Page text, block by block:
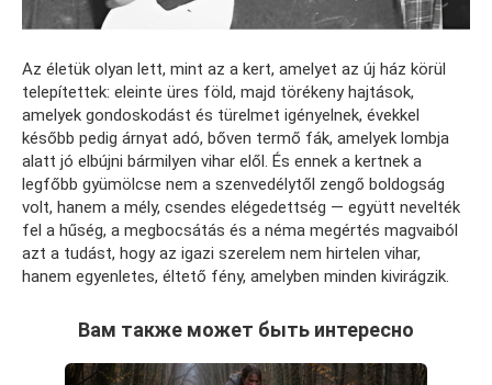
Az életük olyan lett, mint az a kert, amelyet az új ház körül
telepítettek: eleinte üres föld, majd törékeny hajtások,
amelyek gondoskodást és türelmet igényelnek, évekkel
később pedig árnyat adó, bőven termő fák, amelyek lombja
alatt jó elbújni bármilyen vihar elől. És ennek a kertnek a
legfőbb gyümölcse nem a szenvedélytől zengő boldogság
volt, hanem a mély, csendes elégedettség — együtt nevelték
fel a hűség, a megbocsátás és a néma megértés magvaiból
azt a tudást, hogy az igazi szerelem nem hirtelen vihar,
hanem egyenletes, éltető fény, amelyben minden kivirágzik.
Вам также может быть интересно